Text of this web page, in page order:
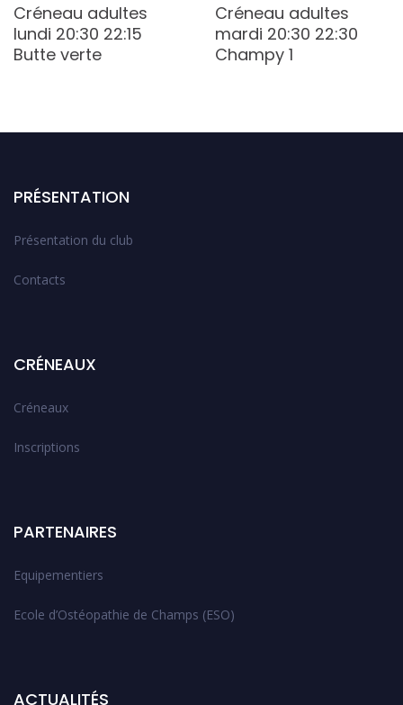
Créneau adultes
lundi 20:30 22:15
Butte verte
Créneau adultes
mardi 20:30 22:30
Champy 1
PRÉSENTATION
Présentation du club
Contacts
CRÉNEAUX
Créneaux
Inscriptions
PARTENAIRES
Equipementiers
Ecole d’Ostéopathie de Champs (ESO)
ACTUALITÉS